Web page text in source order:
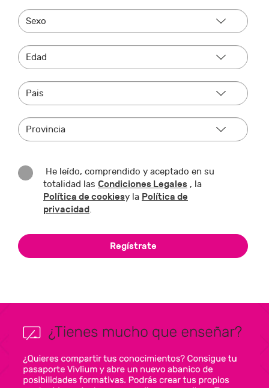
He leído, comprendido y aceptado en su
totalidad las Condiciones Legales , la
Política de cookiesy la Política de
privacidad.